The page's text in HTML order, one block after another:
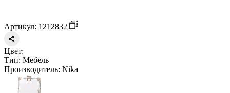
Артикул: 1212832
Цвет:
Тип: Мебель
Производитель: Nika